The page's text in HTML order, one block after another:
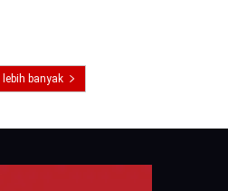
lebih banyak